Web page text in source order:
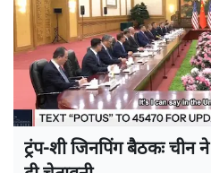
ट्रंप-शी जिनपिंग बैठकः चीन